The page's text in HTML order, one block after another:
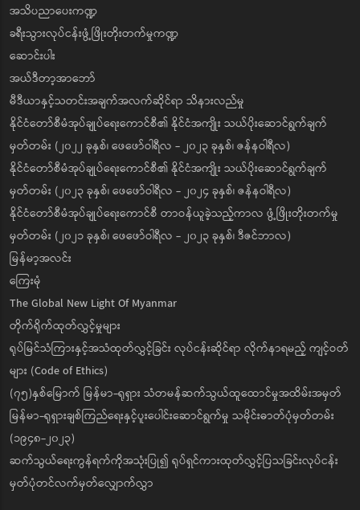
အသိပညာပေးကဏ္ဍ
ခရီးသွားလုပ်ငန်းဖွံ့ဖြိုးတိုးတက်မှုကဏ္ဍ
ဆောင်းပါး
အယ်ဒီတာ့အာဘော်
မီဒီယာနှင့်သတင်းအချက်အလက်ဆိုင်ရာ သိနားလည်မှု
နိုင်ငံတော်စီမံအုပ်ချုပ်ရေးကောင်စီ၏ နိုင်ငံအကျိုး သယ်ပိုးဆောင်ရွက်ချက်
မှတ်တမ်း (၂၀၂၂ ခုနှစ်၊ ဖေဖော်ဝါရီလ - ၂၀၂၃ ခုနှစ်၊ ဇန်နဝါရီလ)
နိုင်ငံတော်စီမံအုပ်ချုပ်ရေးကောင်စီ၏ နိုင်ငံအကျိုး သယ်ပိုးဆောင်ရွက်ချက်
မှတ်တမ်း (၂၀၂၃ ခုနှစ်၊ ဖေဖော်ဝါရီလ - ၂၀၂၄ ခုနှစ်၊ ဇန်နဝါရီလ)
နိုင်ငံတော်စီမံအုပ်ချုပ်ရေးကောင်စီ တာဝန်ယူခဲ့သည့်ကာလ ဖွံ့ဖြိုးတိုးတက်မှု
မှတ်တမ်း (၂၀၂၁ ခုနှစ်၊ ဖေဖော်ဝါရီလ - ၂၀၂၃ ခုနှစ်၊ ဒီဇင်ဘာလ)
မြန်မာ့အလင်း
ကြေးမုံ
The Global New Light Of Myanmar
တိုက်ရိုက်ထုတ်လွှင့်မှုများ
ရုပ်မြင်သံကြားနှင့်အသံထုတ်လွှင့်ခြင်း လုပ်ငန်းဆိုင်ရာ လိုက်နာရမည့် ကျင့်ဝတ်
များ (Code of Ethics)
(၇၅)နှစ်မြောက် မြန်မာ-ရုရှား သံတမန်ဆက်သွယ်ထူထောင်မှုအထိမ်းအမှတ်
မြန်မာ-ရုရှားချစ်ကြည်ရေးနှင့်ပူးပေါင်းဆောင်ရွက်မှု သမိုင်းဓာတ်ပုံမှတ်တမ်း
(၁၉၄၈-၂၀၂၃)
ဆက်သွယ်ရေးကွန်ရက်ကိုအသုံးပြု၍ ရုပ်ရှင်ကားထုတ်လွှင့်ပြသခြင်းလုပ်ငန်း
မှတ်ပုံတင်လက်မှတ်လျှောက်လွှာ